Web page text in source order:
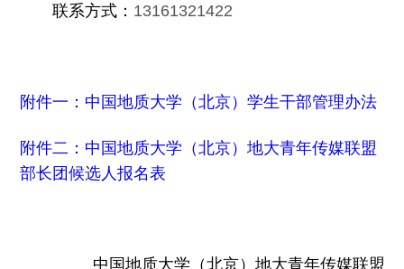
联系方式： 13161321422
附件一：中国地质大学（北京）学生干部管理办法
附件二：中国地质大学（北京）地大青年传媒联盟
部长团候选人报名表
中国地质大学（北京）地大青年传媒联盟